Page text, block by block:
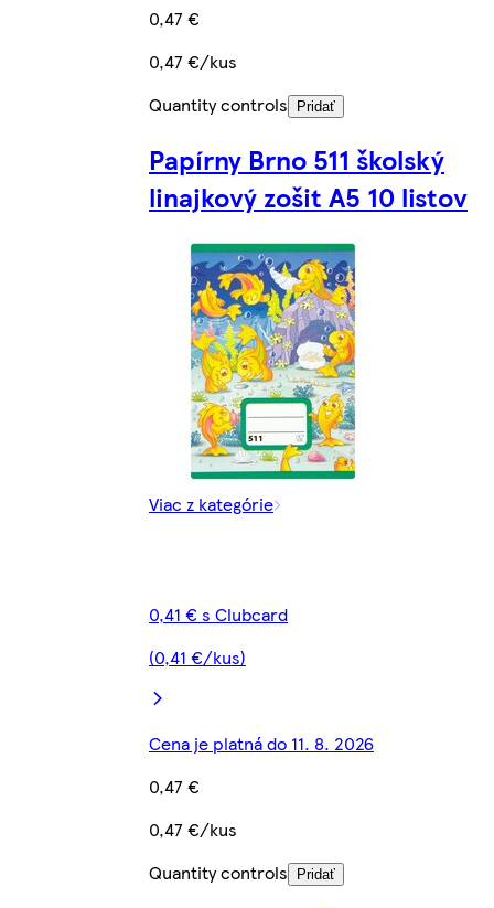
0,47 €
0,47 €/kus
Quantity controls
Pridať
Papírny Brno 511 školský
linajkový zošit A5 10 listov
Viac z kategórie
0,41 € s Clubcard
(0,41 €/kus)
Cena je platná do 11. 8. 2026
0,47 €
0,47 €/kus
Quantity controls
Pridať